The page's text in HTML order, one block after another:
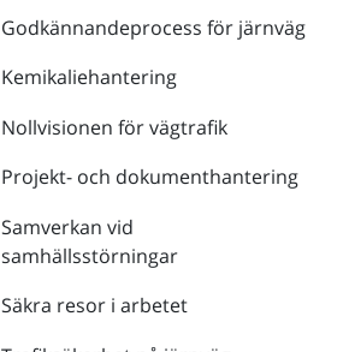
Godkännandeprocess för järnväg
Kemikaliehantering
Nollvisionen för vägtrafik
Projekt- och dokumenthantering
Samverkan vid
samhällsstörningar
Säkra resor i arbetet